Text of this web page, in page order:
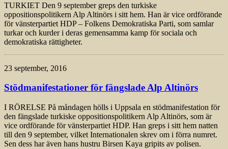
TURKIET Den 9 september greps den turkiske
oppositionspolitikern Alp Altinörs i sitt hem. Han är vice ordförande
för vänsterpartiet HDP – Folkens Demokratiska Parti, som samlar
turkar och kurder i deras gemensamma kamp för sociala och
demokratiska rättigheter.
23 september, 2016
Stödmanifestationer för fängslade Alp Altinörs
I RÖRELSE På måndagen hölls i Uppsala en stödmanifestation för
den fängslade turkiske oppositionspolitikern Alp Altinörs, som är
vice ordförande för vänsterpartiet HDP. Han greps i sitt hem natten
till den 9 september, vilket Internationalen skrev om i förra numret.
Sen dess har även hans hustru Birsen Kaya gripits av polisen.